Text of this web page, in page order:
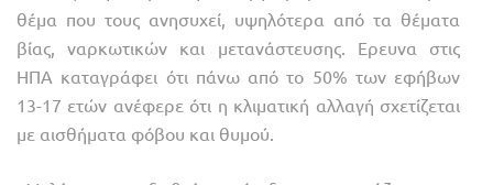
θέμα που τους ανησυχεί, υψηλότερα από τα θέματα
βίας, ναρκωτικών και μετανάστευσης. Ερευνα στις
ΗΠΑ καταγράφει ότι πάνω από το 50% των εφήβων
13-17 ετών ανέφερε ότι η κλιματική αλλαγή σχετίζεται
με αισθήματα φόβου και θυμού.